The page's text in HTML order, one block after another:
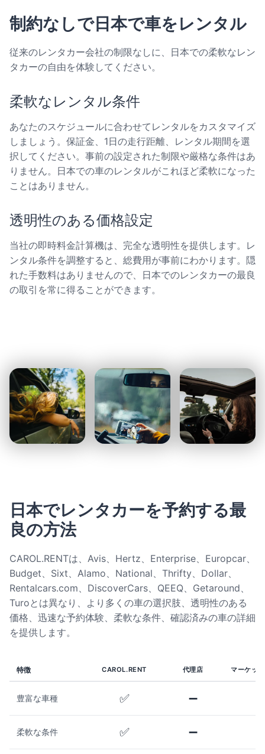
制約なしで日本で車をレンタル
従来のレンタカー会社の制限なしに、日本での柔軟なレン
タカーの自由を体験してください。
柔軟なレンタル条件
あなたのスケジュールに合わせてレンタルをカスタマイズ
しましょう。保証金、1日の走行距離、レンタル期間を選
択してください。事前の設定された制限や厳格な条件はあ
りません。日本での車のレンタルがこれほど柔軟になった
ことはありません。
透明性のある価格設定
当社の即時料金計算機は、完全な透明性を提供します。レ
ンタル条件を調整すると、総費用が事前にわかります。隠
れた手数料はありませんので、日本でのレンタカーの最良
の取引を常に得ることができます。
日本でレンタカーを予約する最
良の方法
CAROL.RENTは、Avis、Hertz、Enterprise、Europcar、
Budget、Sixt、Alamo、National、Thrifty、Dollar、
Rentalcars.com、DiscoverCars、QEEQ、Getaround、
Turoとは異なり、より多くの車の選択肢、透明性のある
価格、迅速な予約体験、柔軟な条件、確認済みの車の詳細
を提供します。
特徴 CAROL.RENT 代理店 マーケッ
豊富な車種 ✅ ➖
柔軟な条件 ✅ ➖